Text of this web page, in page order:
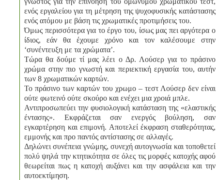
ενός εργαλείου για τη μέτρηση της ψυχοφυσικής κατάστασης
ενός ατόμου με βάση τις χρωματικές προτιμήσεις του.
Όμως περισσότερα για το έργο του, ίσως μας πει αργότερα ο
ίδιος, εάν θα έχουμε χρόνο και τον καλέσουμε στην
‘συνέντευξη με τα χρώματα’.
Τώρα θα δούμε τί μας λέει ο Δρ. Λούσερ για το πράσινο
χρώμα στην πιο γνωστή και περιεκτική εργασία του, αυτήν
των 8 χρωματικών καρτών.
Το πράσινο των καρτών του χρωμο – τεστ Λούσερ δεν είναι
ούτε φωτεινό ούτε σκούρο και ενέχει μια χροιά μπλε.
Αντιπροσωπεύει την φυσιολογική κατάσταση της «ελαστικής
έντασης». Εκφράζεται σαν ενεργός βούληση, σαν
εγκαρτέρηση και επιμονή. Αποτελεί έκφραση σταθερότητας,
εμμονής και προ παντός αντίστασης σε αλλαγές.
Δηλώνει συνέπεια γνώμης, συνεχή αυτογνωσία και τοποθετεί
πολύ ψηλά την κτητικότητα σε όλες τις μορφές κατοχής αφού
θεωρείται πως η κατοχή αυξάνει και την ασφάλεια και την
αυτοεκτίμηση.